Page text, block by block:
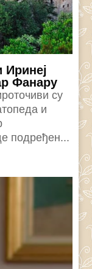
Иринеј
Фанару
су
и
подређен...